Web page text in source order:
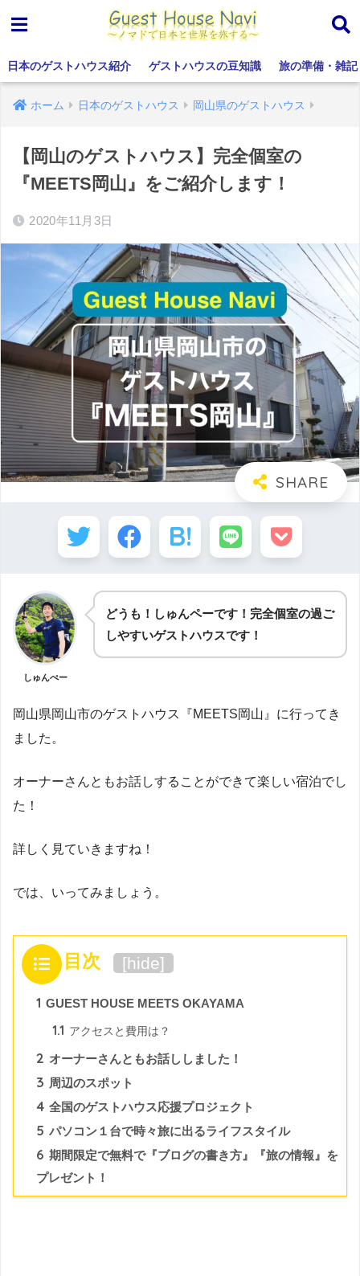
日本のゲストハウス紹介 ゲストハウスの豆知識 旅の準備・雑記
ホーム 日本のゲストハウス 岡山県のゲストハウス
【岡山のゲストハウス】完全個室の
『MEETS岡山』をご紹介します！
2020年11月3日
しゅんぺー
どうも！しゅんペーです！完全個室の過ご
しやすいゲストハウスです！
岡山県岡山市のゲストハウス『MEETS岡山』に行ってき
ました。
オーナーさんともお話しすることができて楽しい宿泊でし
た！
詳しく見ていきますね！
では、いってみましょう。
目次 [hide]
1 GUEST HOUSE MEETS OKAYAMA
1.1 アクセスと費用は？
2 オーナーさんともお話ししました！
3 周辺のスポット
4 全国のゲストハウス応援プロジェクト
5 パソコン１台で時々旅に出るライフスタイル
6 期間限定で無料で『ブログの書き方』『旅の情報』を
プレゼント！